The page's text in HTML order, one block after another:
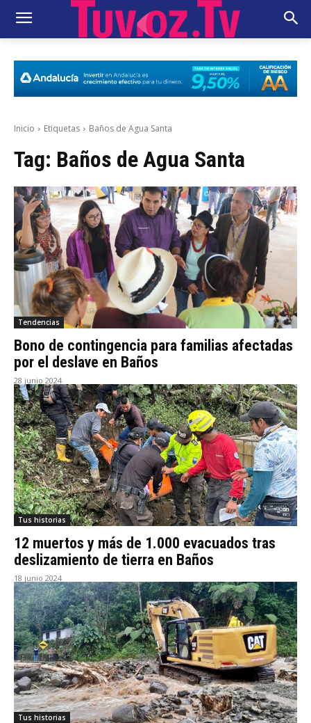
Inicio Etiquetas Baños de Agua Santa
Tag: Baños de Agua Santa
Tendencias
Bono de contingencia para familias afectadas
por el deslave en Baños
28 junio 2024
Tus historias
12 muertos y más de 1.000 evacuados tras
deslizamiento de tierra en Baños
18 junio 2024
Tus historias